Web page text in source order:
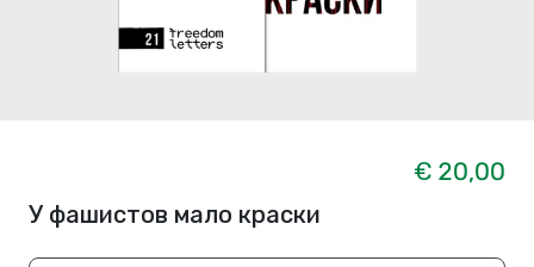
€ 20,00
У фашистов мало краски